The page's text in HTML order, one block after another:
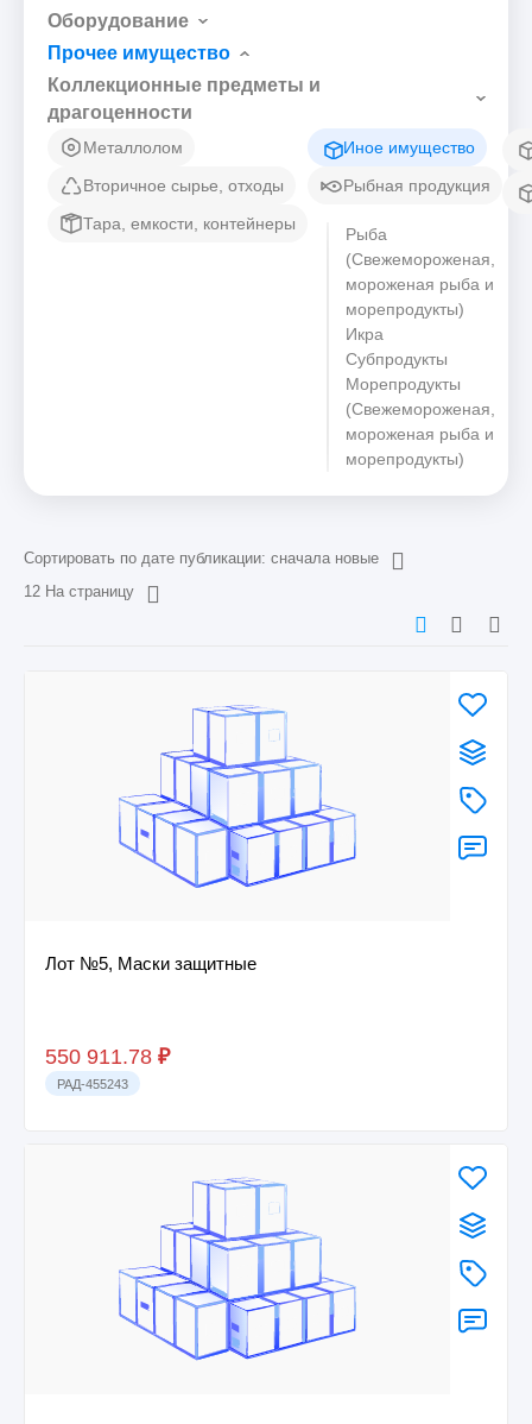
Оборудование
Прочее имущество
Коллекционные предметы и
драгоценности
Металлолом
Вторичное сырье, отходы
Тара, емкости, контейнеры
Иное имущество
Рыбная продукция
Рыба
(Свежемороженая,
мороженая рыба и
морепродукты)
Икра
Субпродукты
Морепродукты
(Свежемороженая,
мороженая рыба и
морепродукты)
Сортировать по дате публикации: сначала новые
12 На страницу
Лот №5, Маски защитные
550 911.78 ₽
РАД-455243